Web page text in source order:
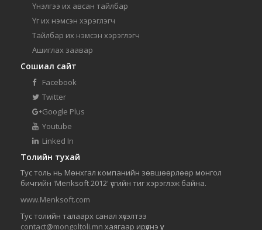
Үнэлгээ их авсан тайлбар
Үг их нэмсэн хэрэглэгч
Тайлбар их нэмсэн хэрэглэгч
Ашиглах заавар
Сошиал сайт
Facebook
Twitter
Google Plus
Youtube
Linked In
Толийн тухай
Тус толь нь Мөнхгал компанийн зөвшөөрлөөр монгол
бичгийн 'Menksoft 2012' үсгийн тиг хэрэглэж байна.
www.Menksoft.com
Тус толийн талаарх санал хүсэлтээ
contact@mongoltoli.mn хаягаар ирүүлнэ үү.